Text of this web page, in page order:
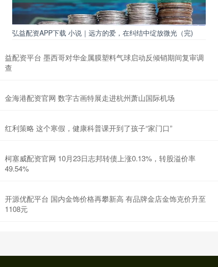
弘益配资APP下载 小说｜远方的爱，在纠结中绽放微光（完)
益配资平台 墨西哥对华金属膜塑料气球启动反倾销期间复审调
查
金海港配资官网 数字古画特展走进杭州萧山国际机场
红利策略 这个寒假，健康科普课开到了孩子“家门口”
柯塞威配资官网 10月23日志邦转债上涨0.13%，转股溢价率
49.54%
开源优配平台 国内金饰价格再攀新高 有品牌金店金饰克价升至
1108元